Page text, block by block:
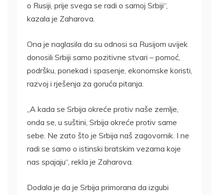
o Rusiji, prije svega se radi o samoj Srbiji“,
kazala je Zaharova.
Ona je naglasila da su odnosi sa Rusijom uvijek
donosili Srbiji samo pozitivne stvari – pomoć,
podršku, ponekad i spasenje, ekonomske koristi,
razvoj i rješenja za goruća pitanja.
„A kada se Srbija okreće protiv naše zemlje,
onda se, u suštini, Srbija okreće protiv same
sebe. Ne zato što je Srbija naš zagovornik. I ne
radi se samo o istinski bratskim vezama koje
nas spajaju“, rekla je Zaharova.
Dodala je da je Srbija primorana da izgubi